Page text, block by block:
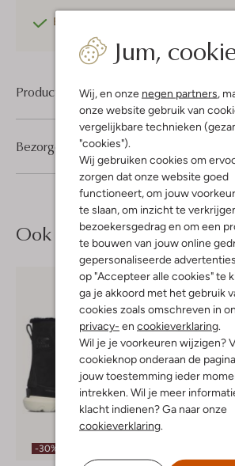
Jum,
Wij, en onze negen partners,
onze website gebruik van
vergelijkbare technieken
"cookies").
Wij gebruiken cookies om
zorgen dat onze website goed
functioneert, om jouw
te slaan, om inzicht te
bezoekersgedrag en om een
te bouwen van jouw online
gepersonaliseerde
op "Accepteer alle cookies" te
ga je akkoord met het gebruik
cookies zoals omschreven in
privacy- en cookieverklaring.
Wil je je voorkeuren wijzigen?
cookieknop onderaan de
jouw toestemming ieder
intrekken. Wil je meer
klacht indienen? Ga naar onze
cookieverklaring.
Betaal achteraf
Product informatie
Bezorgen & retourneren
Ook iets voor jou?
-30%